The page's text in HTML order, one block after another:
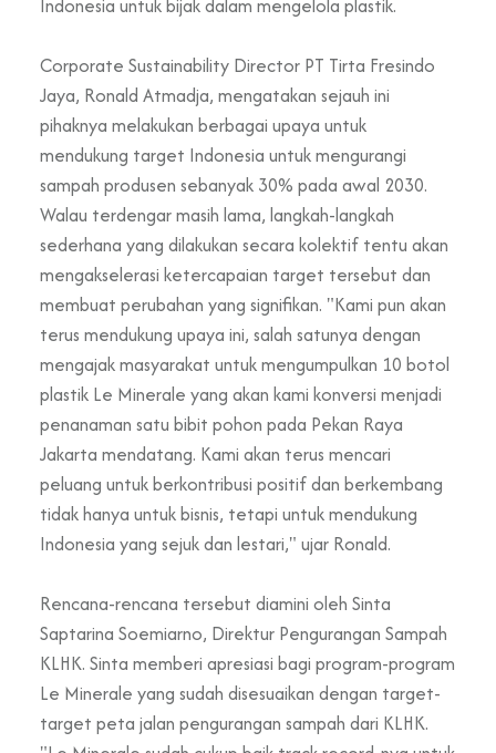
Indonesia untuk bijak dalam mengelola plastik.
Corporate Sustainability Director PT Tirta Fresindo
Jaya, Ronald Atmadja, mengatakan sejauh ini
pihaknya melakukan berbagai upaya untuk
mendukung target Indonesia untuk mengurangi
sampah produsen sebanyak 30% pada awal 2030.
Walau terdengar masih lama, langkah-langkah
sederhana yang dilakukan secara kolektif tentu akan
mengakselerasi ketercapaian target tersebut dan
membuat perubahan yang signifikan. "Kami pun akan
terus mendukung upaya ini, salah satunya dengan
mengajak masyarakat untuk mengumpulkan 10 botol
plastik Le Minerale yang akan kami konversi menjadi
penanaman satu bibit pohon pada Pekan Raya
Jakarta mendatang. Kami akan terus mencari
peluang untuk berkontribusi positif dan berkembang
tidak hanya untuk bisnis, tetapi untuk mendukung
Indonesia yang sejuk dan lestari," ujar Ronald.
Rencana-rencana tersebut diamini oleh Sinta
Saptarina Soemiarno, Direktur Pengurangan Sampah
KLHK. Sinta memberi apresiasi bagi program-program
Le Minerale yang sudah disesuaikan dengan target-
target peta jalan pengurangan sampah dari KLHK.